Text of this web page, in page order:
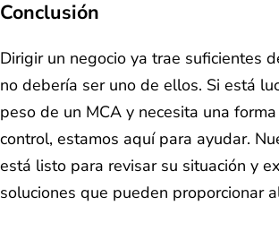
Conclusión
Dirigir un negocio ya trae suficientes
no debería ser uno de ellos. Si está
peso de un MCA y necesita una
control, estamos aquí para ayudar.
está listo para revisar su situación y
soluciones que pueden proporcionar